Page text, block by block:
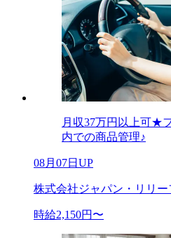
月収37万円以上可★
内での商品管理♪
08月07日UP
株式会社ジャパン・リリー
時給2,150円〜